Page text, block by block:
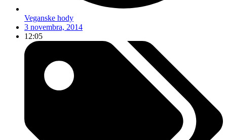
Veganske hody
3 novembra, 2014
12:05